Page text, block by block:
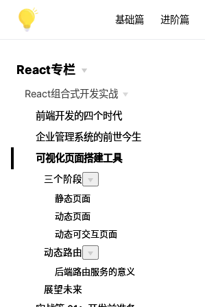
基础篇 进阶篇
React专栏
React组合式开发实战
前端开发的四个时代
企业管理系统的前世今生
可视化页面搭建工具
三个阶段
静态页面
动态页面
动态可交互页面
动态路由
后端路由服务的意义
展望未来
React专栏
React组合式开发实战
前端开发的四个时代
企业管理系统的前世今生
可视化页面搭建工具
三个阶段
静态页面
动态页面
动态可交互页面
动态路由
后端路由服务的意义
展望未来